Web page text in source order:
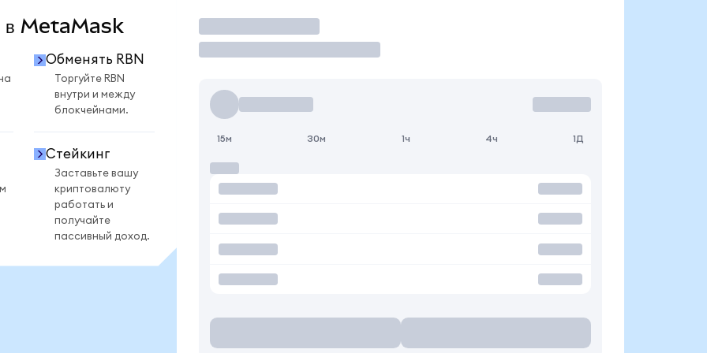
в MetaMask
Обменять RBN
Торгуйте RBN
внутри и между
блокчейнами.
Стейкинг
Заставьте вашу
криптовалюту
работать и
получайте
пассивный доход.
Торговать
15м 30м 1ч 4ч 1Д